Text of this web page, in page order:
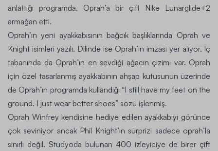
anlattığı programda, Oprah’a bir çift Nike Lunarglide+2
armağan etti.
Oprah’ın yeni ayakkabısının bağcık başlıklarında Oprah ve
Knight isimleri yazılı. Dilinde ise Oprah’ın imzası yer alıyor. İç
tabanında da Oprah’ın en sevdiği ağacın çizimi var. Oprah
için özel tasarlanmış ayakkabının ahşap kutusunun üzerinde
de Oprah’ın programda kullandığı “I still have my feet on the
ground. I just wear better shoes” sözü işlenmiş.
Oprah Winfreykendisine hediye edilen ayakkabıyı görünce
çok seviniyor ancak Phil Knight’ın sürprizi sadece oprah’la
sınırlı değil. Stüdyoda bulunan 400 izleyiciye de birer çift